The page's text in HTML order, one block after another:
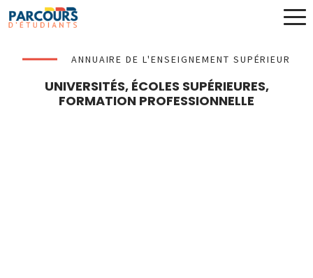
ANNUAIRE DE L'ENSEIGNEMENT SUPÉRIEUR
UNIVERSITÉS, ÉCOLES SUPÉRIEURES,
FORMATION PROFESSIONNELLE